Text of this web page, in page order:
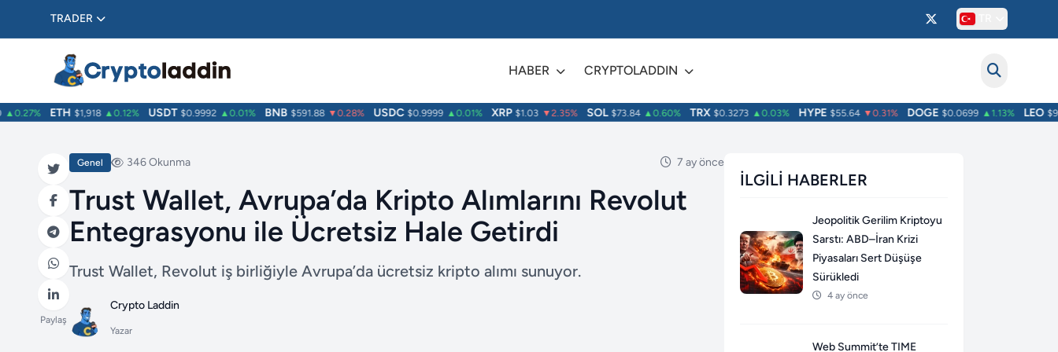
TRADER
HABER CRYPTOLADDIN
ETH $1,918 ▲0.12% USDT $0.9992 ▲0.01% BNB $591.88 ▼0.28% USDC $0.9999 ▲0.01% XRP $1.03 ▼2.35% SOL $73.84 ▲0.60% TRX $0.3273 ▲0.03% HYPE $55.64 ▼0.31% DOGE $0.0699 ▲1.13% LEO $9.76
Paylaş
Genel 346 Okunma 7 ay önce
Trust Wallet, Avrupa’da Kripto Alımlarını Revolut
Entegrasyonu ile Ücretsiz Hale Getirdi
Trust Wallet, Revolut iş birliğiyle Avrupa’da ücretsiz kripto alımı sunuyor.
Crypto Laddin
Yazar
İLGILI HABERLER
Jeopolitik Gerilim Kriptoyu
Sarstı: ABD–İran Krizi
Piyasaları Sert Düşüşe
Sürükledi
4 ay önce
Web Summit’te TIME